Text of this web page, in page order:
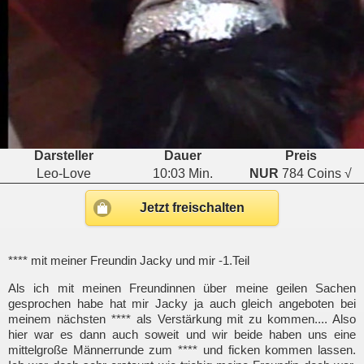
Darsteller Dauer
Preis
Leo-Love
10:03 Min. NUR 784 Coins √
Jetzt freischalten
**** mit meiner Freundin Jacky und mir -1.Teil
Als ich mit meinen Freundinnen über meine geilen Sachen
gesprochen habe hat mir Jacky ja auch gleich angeboten bei
meinem nächsten **** als Verstärkung mit zu kommen.... Also
hier war es dann auch soweit und wir beide haben uns eine
mittelgroße Männerrunde zum **** und ficken kommen lassen.